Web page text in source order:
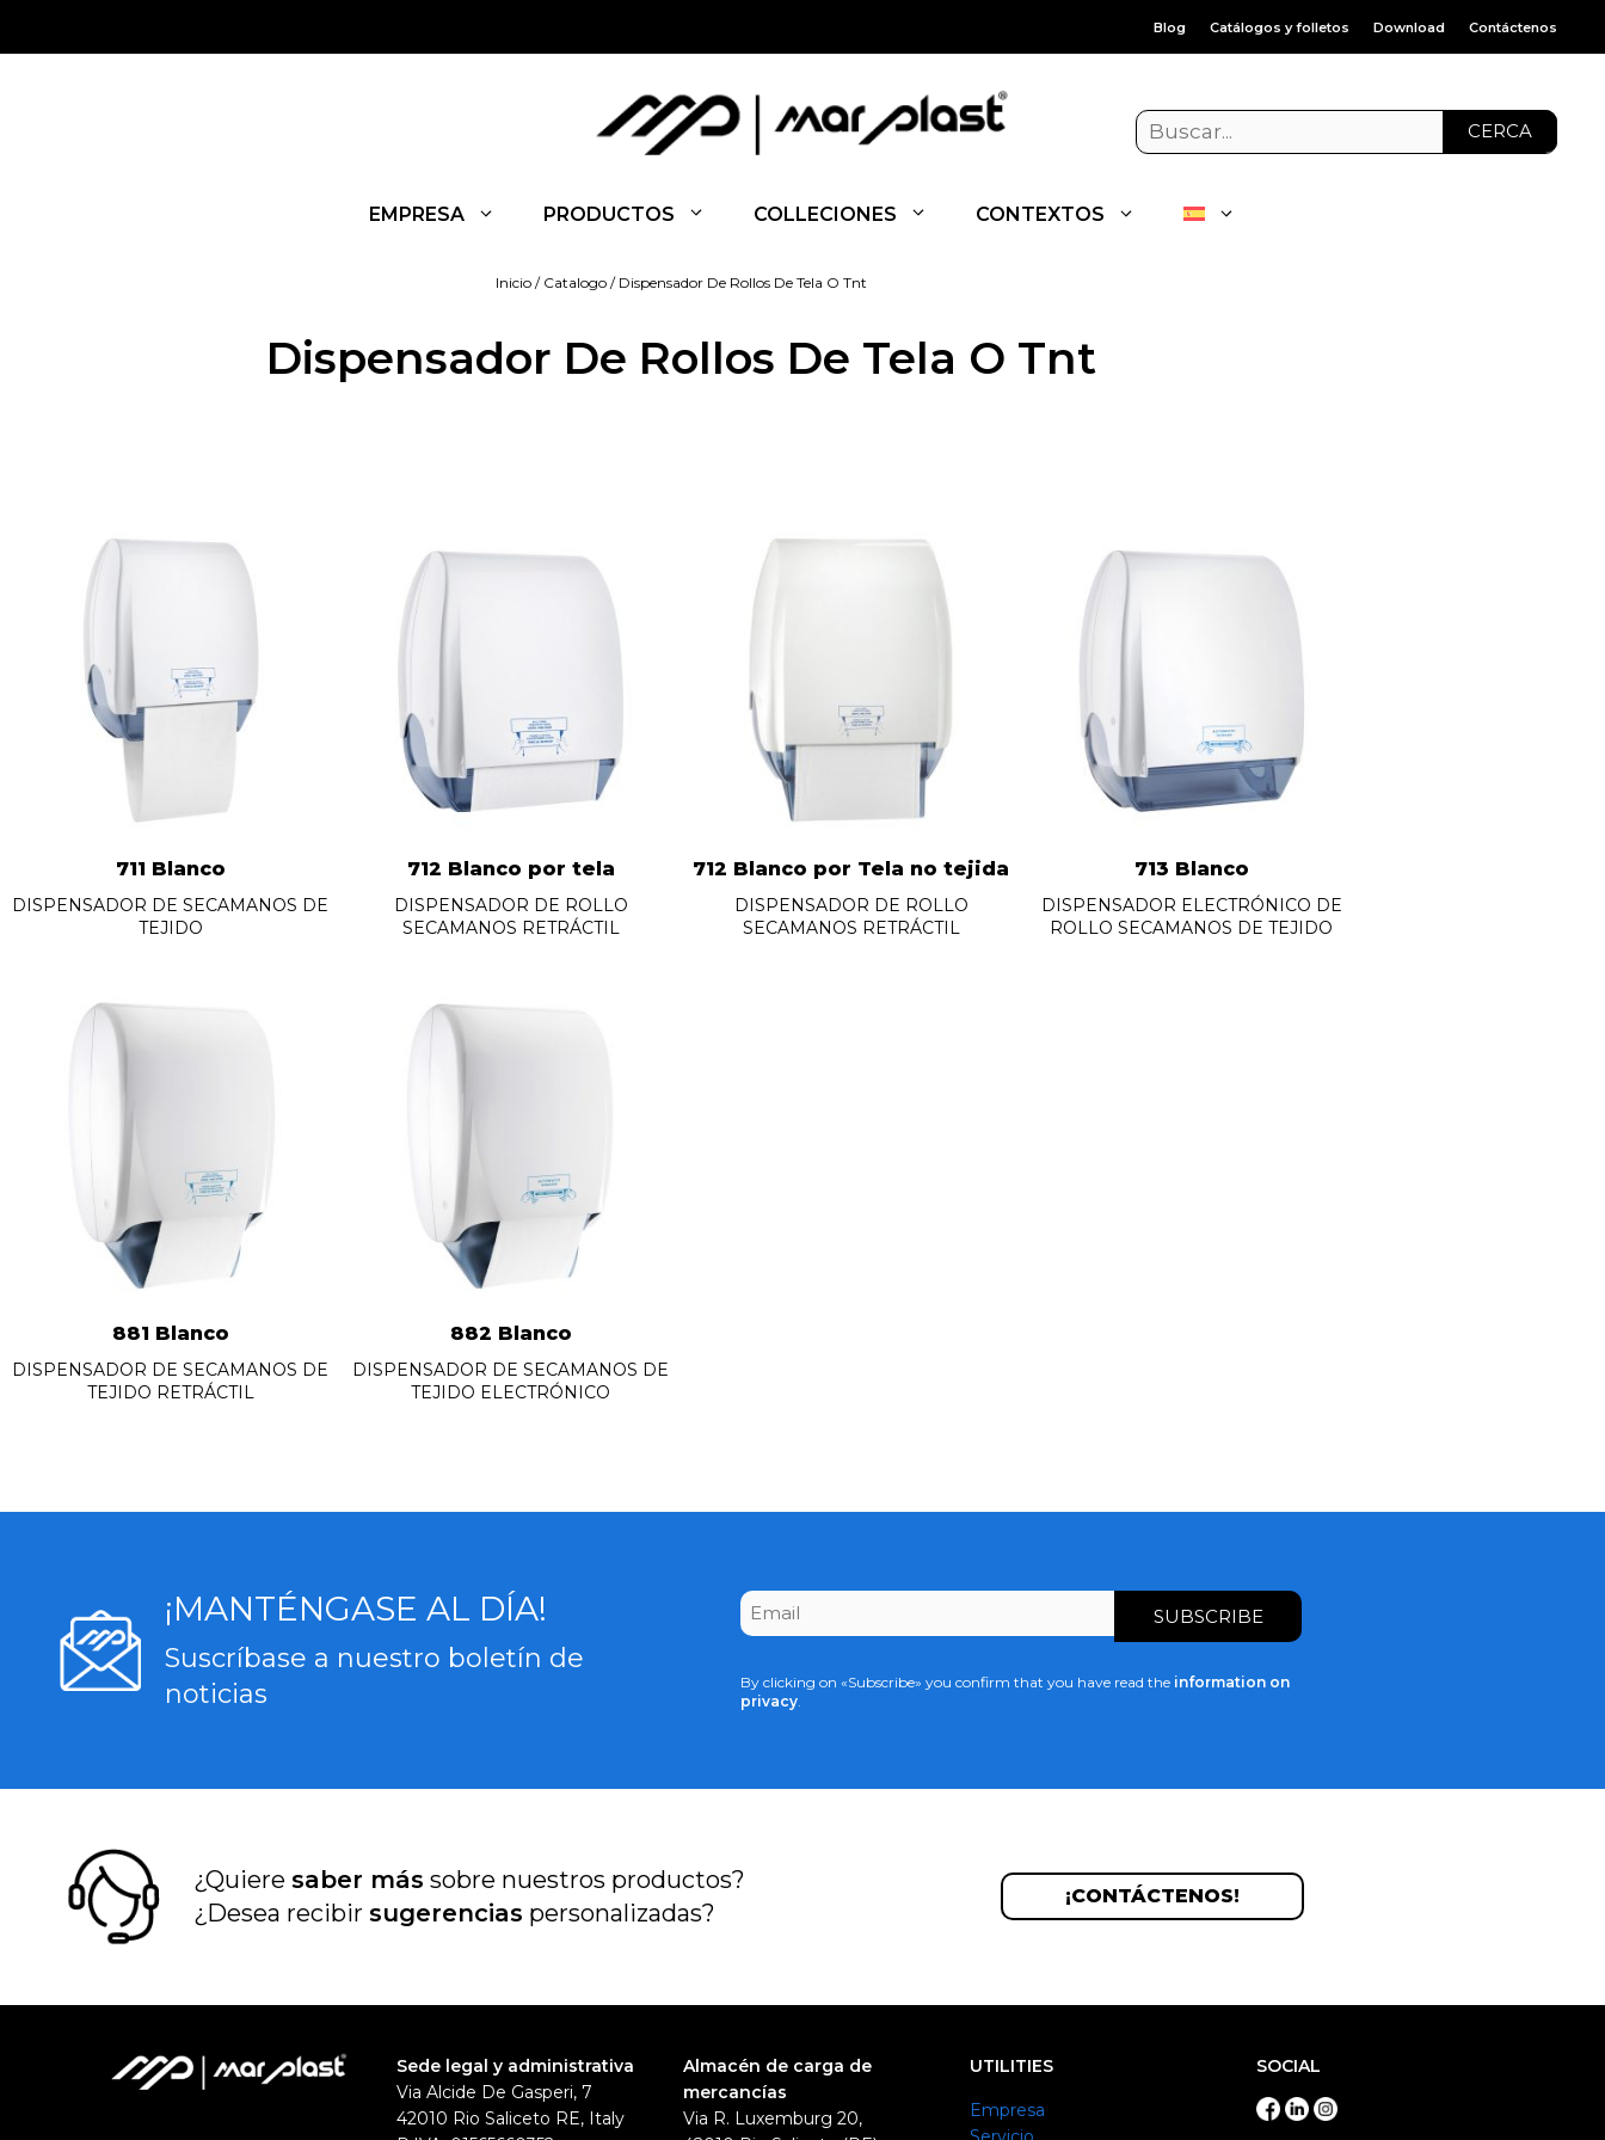
Blog Catálogos y folletos Download Contáctenos
CERCA
EMPRESA PRODUCTOS COLLECIONES CONTEXTOS
Inicio/ Catalogo/ Dispensador De Rollos De Tela O Tnt
Dispensador De Rollos De Tela O Tnt
711 Blanco
DISPENSADOR DE SECAMANOS DE
TEJIDO
712 Blanco por tela
DISPENSADOR DE ROLLO
SECAMANOS RETRÁCTIL
712 Blanco por Tela no tejida
DISPENSADOR DE ROLLO
SECAMANOS RETRÁCTIL
713 Blanco
DISPENSADOR ELECTRÓNICO DE
ROLLO SECAMANOS DE TEJIDO
881 Blanco
DISPENSADOR DE SECAMANOS DE
TEJIDO RETRÁCTIL
882 Blanco
DISPENSADOR DE SECAMANOS DE
TEJIDO ELECTRÓNICO
¡MANTÉNGASE AL DÍA!
Suscríbase a nuestro boletín de
noticias
CAPTCHA
Email
*
By clicking on «Subscribe» you confirm that you have read the information on
privacy.
¿Quieresaber más sobre nuestros productos?
¿Desea recibirsugerencias personalizadas?
¡CONTÁCTENOS!
Sede legal y administrativa
Via Alcide De Gasperi, 7
42010 Rio Saliceto RE, Italy
Almacén de carga de
mercancías
Via R. Luxemburg 20,
UTILITIES
Empresa
SOCIAL